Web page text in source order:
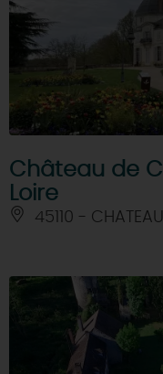
Château de
Loire
45110 -